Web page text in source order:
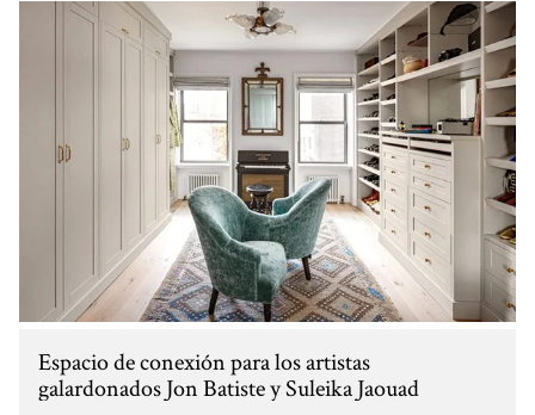
Espacio de conexión para los artistas
galardonados Jon Batiste y Suleika Jaouad